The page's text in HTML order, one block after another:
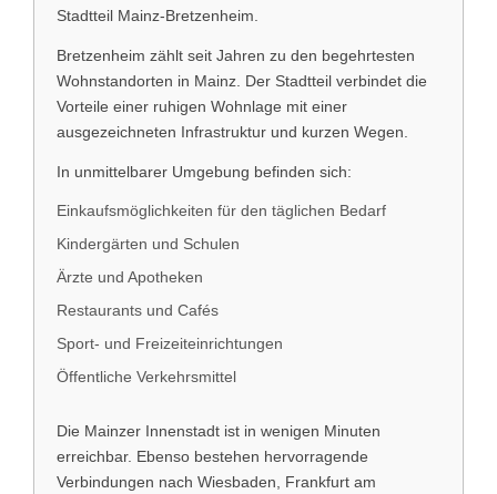
Stadtteil Mainz-Bretzenheim
Bretzenheim zählt seit Jahren zu den begehrtesten
Wohnstandorten in Mainz. Der Stadtteil verbindet die
Vorteile einer ruhigen Wohnlage mit einer
ausgezeichneten Infrastruktur und kurzen Wegen.
In unmittelbarer Umgebung befinden sich:
Einkaufsmöglichkeiten für den täglichen Bedarf
Kindergärten und Schulen
Ärzte und Apotheken
Restaurants und Cafés
Sport- und Freizeiteinrichtungen
Öffentliche Verkehrsmittel
Die Mainzer Innenstadt ist in wenigen Minuten
erreichbar. Ebenso bestehen hervorragende
Verbindungen nach Wiesbaden
Frankfurt am